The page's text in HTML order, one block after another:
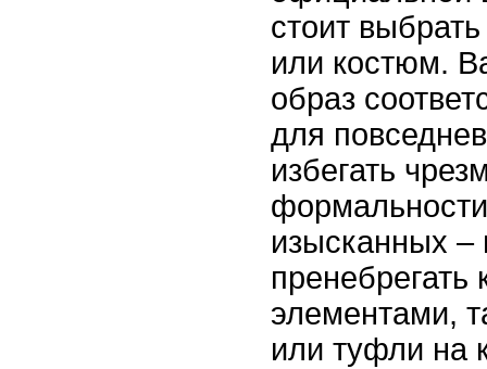
стоит
или костюм.
образ
для
избегать
изысканных –
пренебрегать
элементами,
или туфли на